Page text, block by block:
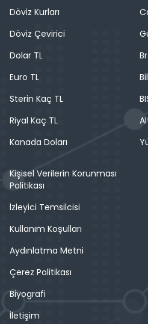
Döviz Kurları
Döviz Çevirici
Dolar TL
Euro TL
Sterin Kaç TL
Riyal Kaç TL
Kanada Doları
Kişisel Verilerin Korunması
Politikası
İzleyici Temsilcisi
Kullanım Koşulları
Aydınlatma Metni
Çerez Politikası
Biyografi
İletişim